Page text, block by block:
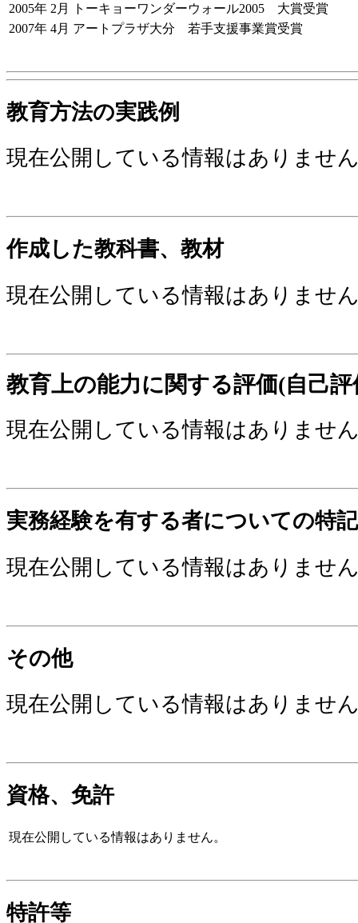
2005年 2月
トーキョーワンダーウォール2005 大賞受賞
2007年 4月 アートプラザ大分 若手支援事業賞受賞
教育方法の実践例
現在公開している情報はありませ
作成した教科書、教材
現在公開している情報はありませ
教育上の能力に関する評価(自己評
現在公開している情報はありませ
実務経験を有する者についての特
現在公開している情報はありませ
その他
現在公開している情報はありませ
資格、免許
現在公開している情報はありません。
特許等